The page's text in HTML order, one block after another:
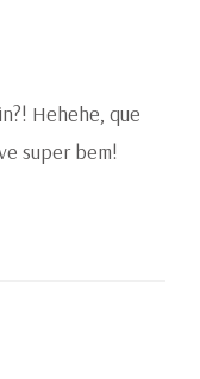
Hehehe, que
super bem!